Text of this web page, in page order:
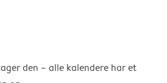
den – alle kalendere har et